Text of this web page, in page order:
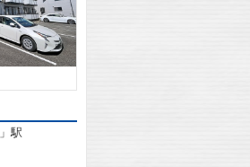
」駅